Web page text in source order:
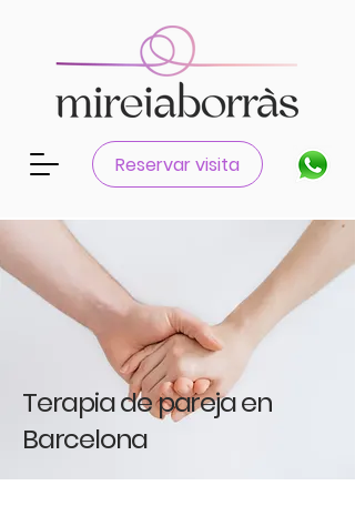
Reservar visita
Terapia de pareja en
Barcelona